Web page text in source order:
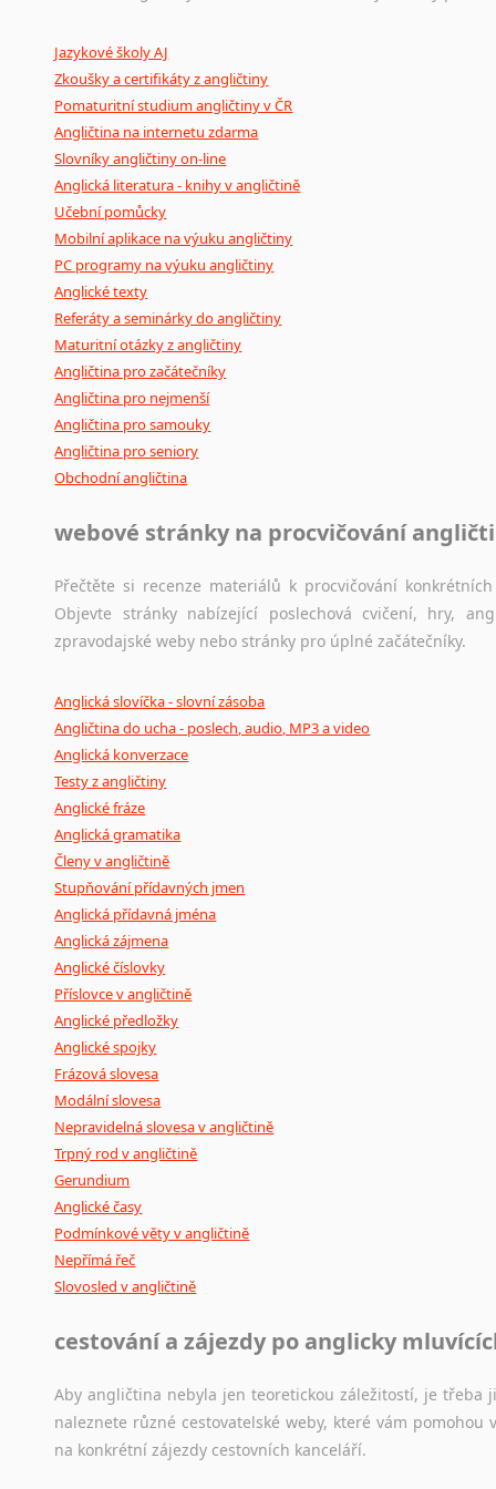
poradny a pravidla
Jazykové školy AJ
Zkoušky a certifikáty z angličtiny
Pomaturitní studium angličtiny v ČR
Angličtina na internetu zdarma
Slovníky angličtiny on-line
Anglická literatura - knihy v angličtině
Učební pomůcky
Mobilní aplikace na výuku angličtiny
PC programy na výuku angličtiny
Anglické texty
Referáty a seminárky do angličtiny
Maturitní otázky z angličtiny
Angličtina pro začátečníky
Angličtina pro nejmenší
Angličtina pro samouky
Angličtina pro seniory
Obchodní angličtina
webové stránky na procvičování
Přečtěte si recenze materiálů k procvičování
Objevte stránky nabízející poslechová cvičení, hry,
zpravodajské weby nebo stránky pro úplné začátečníky.
Anglická slovíčka - slovní zásoba
Angličtina do ucha - poslech, audio, MP3 a video
Anglická konverzace
Testy z angličtiny
Anglické fráze
Anglická gramatika
Členy v angličtině
Stupňování přídavných jmen
Anglická přídavná jména
Anglická zájmena
Anglické číslovky
Příslovce v angličtině
Anglické předložky
Anglické spojky
Frázová slovesa
Modální slovesa
Nepravidelná slovesa v angličtině
Trpný rod v angličtině
Gerundium
Anglické časy
Podmínkové věty v angličtině
Nepřímá řeč
Slovosled v angličtině
cestování a zájezdy po anglicky
Aby angličtina nebyla jen teoretickou záležitostí, je
naleznete různé cestovatelské weby, které vám
na konkrétní zájezdy cestovních kanceláří.